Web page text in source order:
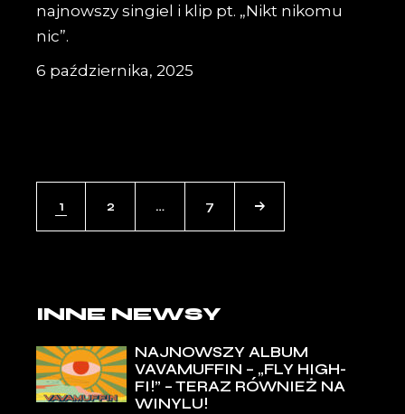
najnowszy singiel i klip pt. „Nikt nikomu
nic”.
6 października, 2025
1 2 … 7
INNE NEWSY
NAJNOWSZY ALBUM
VAVAMUFFIN – „FLY HIGH-
FI!” – TERAZ RÓWNIEŻ NA
WINYLU!